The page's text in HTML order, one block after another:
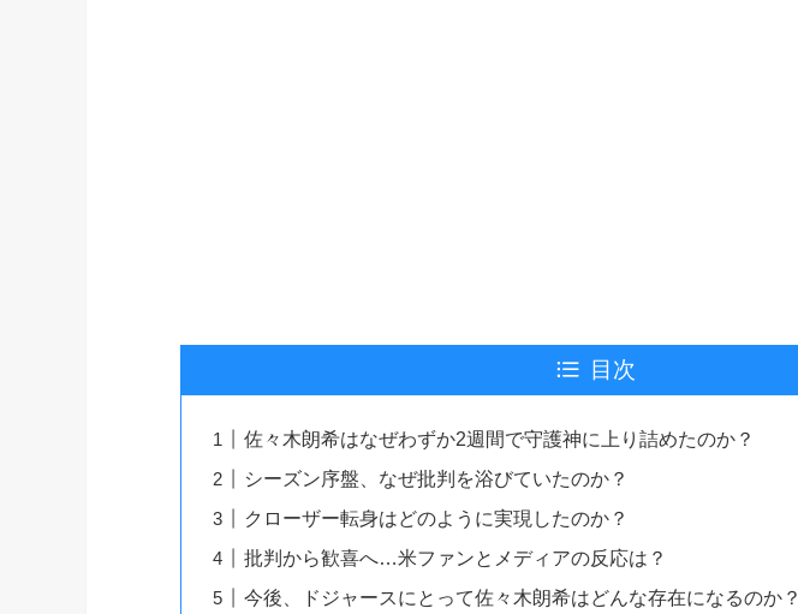
目次
佐々木朗希はなぜわずか2週間で守護神に上り詰めたのか？
シーズン序盤、なぜ批判を浴びていたのか？
クローザー転身はどのように実現したのか？
批判から歓喜へ…米ファンとメディアの反応は？
今後、ドジャースにとって佐々木朗希はどんな存在になるのか？